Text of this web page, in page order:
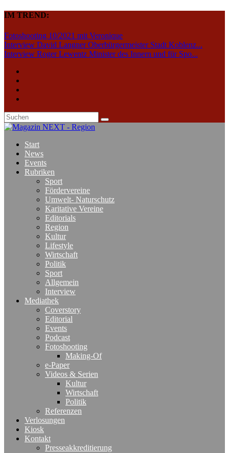
IM TREND:
Fotoshooting 10/2021 mit Veronique
Interview David Langner Oberbürgermeister Stadt Koblenz...
Interview Roger Lewentz Minister des Innern und für Spo...
Start
News
Events
Rubriken
Sport
Fördervereine
Umwelt- Naturschutz
Karitative Vereine
Editorials
Region
Kultur
Lifestyle
Wirtschaft
Politik
Sport
Allgemein
Interview
Mediathek
Coverstory
Editorial
Events
Podcast
Fotoshooting
Making-Of
e-Paper
Videos & Serien
Kultur
Wirtschaft
Politik
Referenzen
Verlosungen
Kiosk
Kontakt
Presseakkreditierung